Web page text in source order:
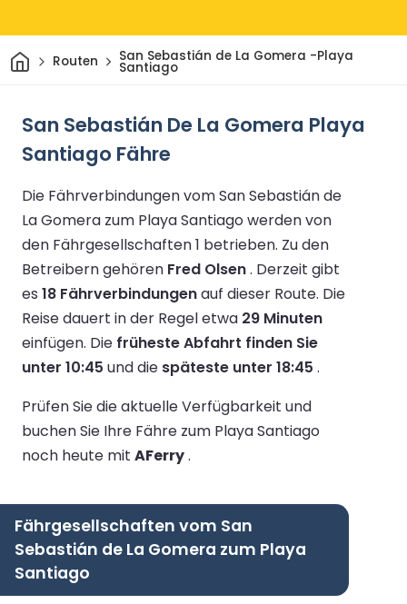
HeimRouten San Sebastián de La Gomera -Playa
Santiago
San Sebastián De La Gomera Playa
Santiago Fähre
Die Fährverbindungen vom San Sebastián de
La Gomera zum Playa Santiago werden von
den Fährgesellschaften 1 betrieben. Zu den
Betreibern gehören Fred Olsen. Derzeit gibt
es 18 Fährverbindungenauf dieser Route. Die
Reise dauert in der Regel etwa 29 Minuten
einfügen. Die früheste Abfahrt finden Sie
unter 10:45 und die späteste unter 18:45 .
Prüfen Sie die aktuelle Verfügbarkeit und
buchen Sie Ihre Fähre zum Playa Santiago
noch heute mit AFerry.
Fährgesellschaften vom San
Sebastián de La Gomera zum Playa
Santiago